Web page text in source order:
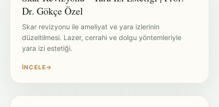
Dr. Gökçe Özel
Skar revizyonu ile ameliyat ve yara izlerinin
düzeltilmesi. Lazer, cerrahi ve dolgu yöntemleriyle
yara izi estetiği.
İNCELE→